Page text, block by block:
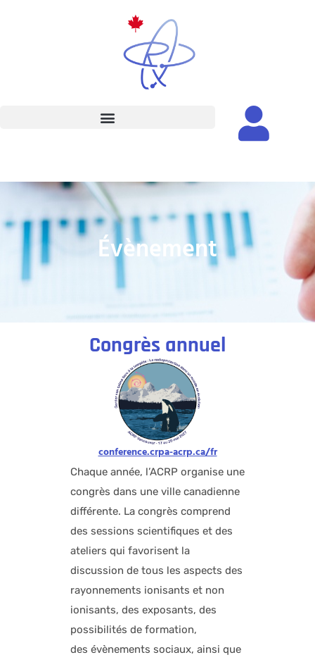
Évènement
Congrès annuel
conference.crpa-acrp.ca/fr
Chaque année, l’ACRP organise une
congrès dans une ville canadienne
différente. La congrès comprend
des sessions scientifiques et des
ateliers qui favorisent la
discussion de tous les aspects des
rayonnements ionisants et non
ionisants, des exposants, des
possibilités de formation,
des évènements sociaux, ainsi que